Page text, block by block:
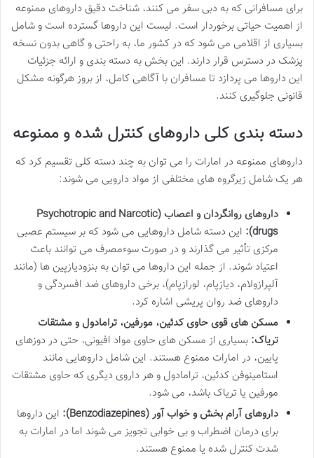
برای مسافرانی که به دبی سفر می کنند، شناخت دقیق داروهای ممنوعه
از اهمیت حیاتی برخوردار است. لیست این داروها گسترده است و شامل
بسیاری از اقلامی می شود که در کشور ما، به راحتی و گاهی بدون نسخه
پزشک در دسترس قرار دارند. این بخش به دسته بندی و ارائه جزئیات
این داروها می پردازد تا مسافران با آگاهی کامل، از بروز هرگونه مشکل
قانونی جلوگیری کنند.
دسته بندی کلی داروهای کنترل شده و ممنوعه
داروهای ممنوعه در امارات را می توان به چند دسته کلی تقسیم کرد که
هر یک شامل زیرگروه های مختلفی از مواد دارویی می شوند:
داروهای روانگردان و اعصاب (Psychotropic and Narcotic
drugs):
این دسته شامل داروهایی می شود که بر سیستم عصبی
مرکزی تأثیر می گذارند و در صورت سوءمصرف می توانند باعث
اعتیاد شوند. از جمله این داروها می توان به بنزودیازپین ها (مانند
آلپرازولام، دیازپام، لورازپام)، برخی داروهای ضد افسردگی و
داروهای ضد روان پریشی اشاره کرد.
مسکن های قوی حاوی کدئین، مورفین، ترامادول و مشتقات
تریاک: بسیاری از مسکن های حاوی مواد افیونی، حتی در دوزهای
پایین، در امارات ممنوع هستند. این شامل داروهایی مانند
استامینوفن کدئین، ترامادول و هر داروی دیگری که حاوی مشتقات
مورفین یا تریاک باشد، می شود.
داروهای آرام بخش و خواب آور (Benzodiazepines):
این داروها
برای درمان اضطراب و بی خوابی تجویز می شوند اما در امارات به
شدت کنترل شده یا ممنوع هستند.